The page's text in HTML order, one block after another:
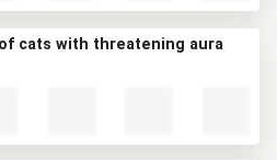
cats with threatening aura